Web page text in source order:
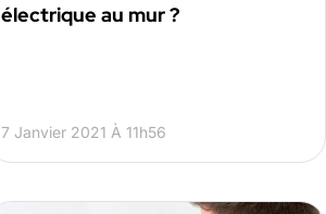
électrique au mur ?
7 Janvier 2021 À 11h56